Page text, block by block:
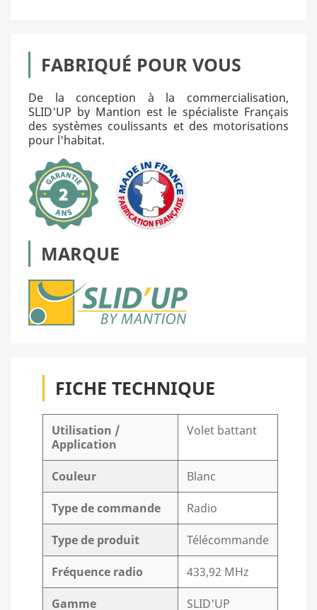
FABRIQUÉ POUR VOUS
De la conception à la commercialisation,
SLID'UP by Mantion est le spécialiste Français
des systèmes coulissants et des motorisations
pour l'habitat.
MARQUE
FICHE TECHNIQUE
Utilisation /
Application
Volet battant
Couleur Blanc
Type de commande Radio
Type de produit Télécommande
Fréquence radio 433,92 MHz
Gamme SLID'UP